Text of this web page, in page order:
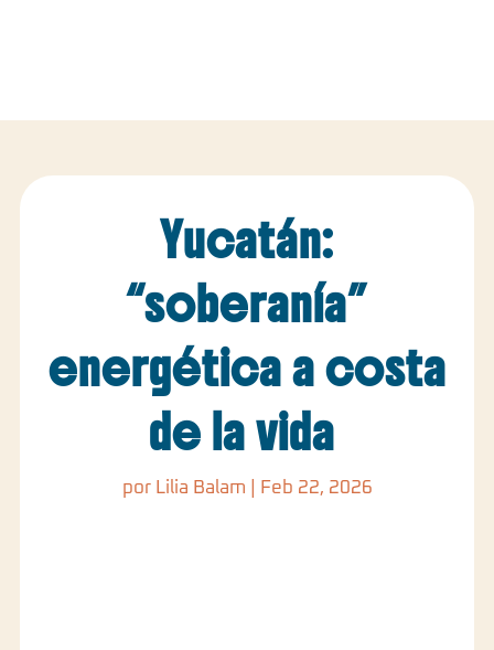
Yucatán:
“soberanía”
energética a costa
de la vida
por Lilia Balam Feb 22, 2026